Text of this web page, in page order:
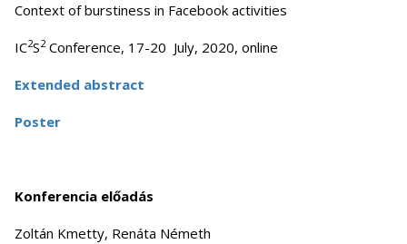
Context of burstiness in Facebook activities
IC2S2Conference, 17-20 July, 2020, online
Extended abstract
Poster
Konferencia előadás
Zoltán Kmetty, Renáta Németh